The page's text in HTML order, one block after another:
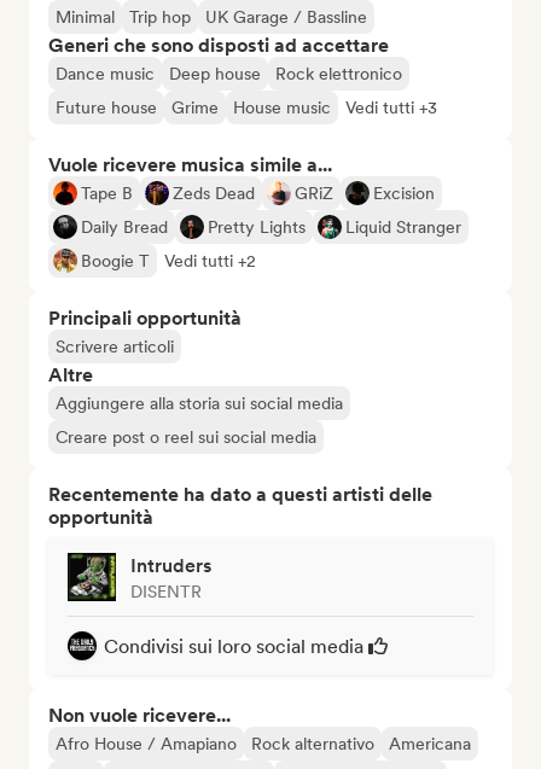
Minimal
Trip hop UK Garage / Bassline
Generi che sono disposti ad accettare
Dance music Deep house
Rock elettronico
Future house
Grime House music Vedi tutti +3
Vuole ricevere musica simile a...
Tape B Zeds Dead GRiZ
Excision
Daily Bread
Pretty Lights
Liquid Stranger
Boogie T
Vedi tutti +2
Principali opportunità
Scrivere articoli
Altre
Aggiungere alla storia sui social media
Creare post o reel sui social media
Recentemente ha dato a questi artisti delle
opportunità
Intruders
DISENTR
Condivisi sui loro social media
Non vuole ricevere...
Afro House / Amapiano Rock alternativo
Americana